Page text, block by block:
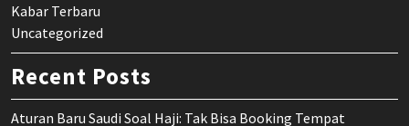
Kabar Terbaru
Uncategorized
Recent Posts
Aturan Baru Saudi Soal Haji: Tak Bisa Booking Tempat